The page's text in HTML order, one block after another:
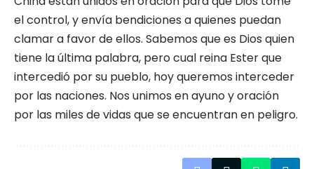
el control, y envía bendiciones a quienes puedan
clamar a favor de ellos. Sabemos que es Dios quien
tiene la última palabra, pero cual reina Ester que
intercedió por su pueblo, hoy queremos interceder
por las naciones. Nos unimos en ayuno y oración
por las miles de vidas que se encuentran en peligro.